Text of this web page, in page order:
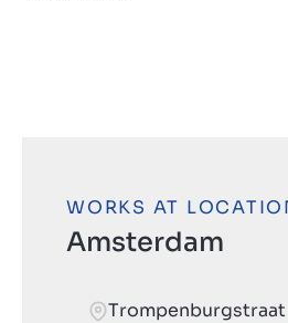
WORKS AT
Amsterdam
Trompenburgstraat